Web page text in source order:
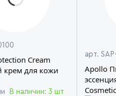
Cream
для кожи
В наличии: 3 шт
арт.
Apollo